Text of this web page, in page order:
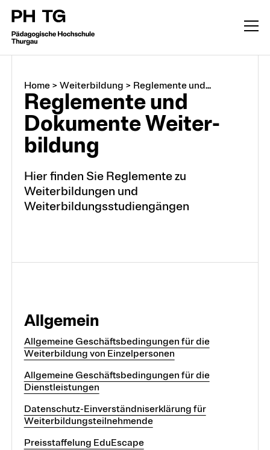
Weiterbildung
Kurse
Weiterbildungssuche
Home> Weiterbildung > Reglemente und...
Regle­mente und
Doku­mente Weiter­
bildung
Hier finden Sie Reglemente zu
Weiterbildungen und
Weiterbildungsstudiengängen
Allgemein
Allgemeine Geschäftsbedingungen für die
Weiterbildung von Einzelpersonen
Allgemeine Geschäftsbedingungen für die
Dienstleistungen
Datenschutz-Einverständniserklärung für
Weiterbildungsteilnehmende
Preisstaffelung EduEscape